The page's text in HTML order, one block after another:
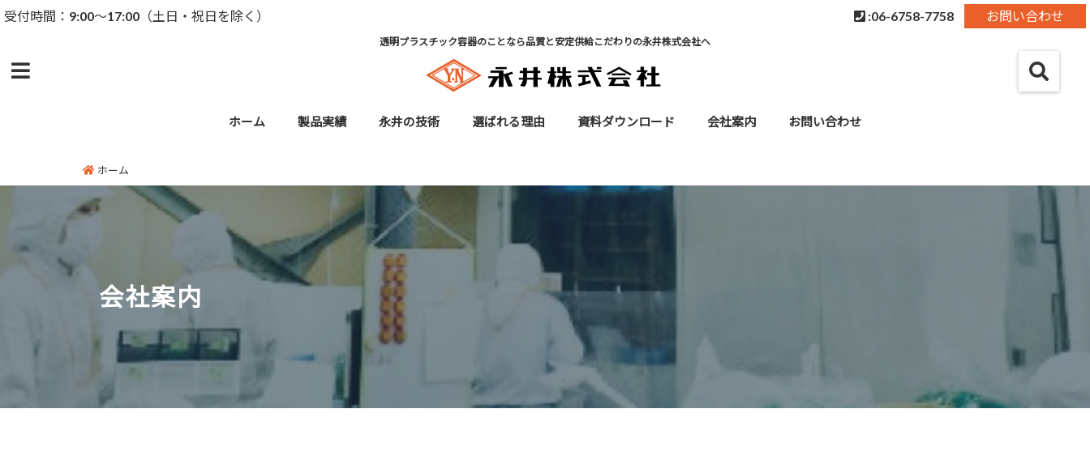
受付時間：9:00～17:00（土日・祝日を除く） お問い合わせ
:06-6758-7758
透明プラスチック容器のことなら品質と安定供給こだわりの永井株式会社へ
ホーム 製品実績 永井の技術 選ばれる理由 資料ダウンロード 会社案内 お問い合わせ
ホーム
会社案内